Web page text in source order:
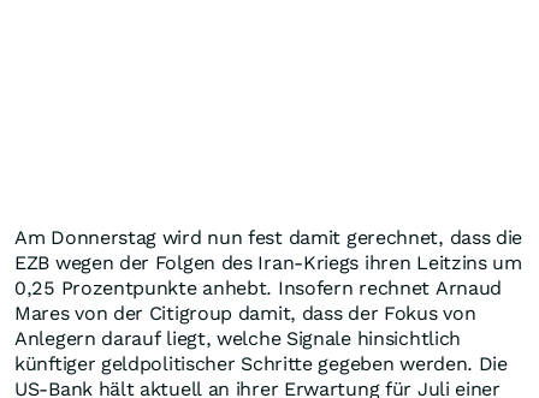
Am Donnerstag wird nun fest damit gerechnet, dass die
EZB wegen der Folgen des Iran-Kriegs ihren Leitzins um
0,25 Prozentpunkte anhebt. Insofern rechnet Arnaud
Mares von der Citigroup damit, dass der Fokus von
Anlegern darauf liegt, welche Signale hinsichtlich
künftiger geldpolitischer Schritte gegeben werden. Die
US-Bank hält aktuell an ihrer Erwartung für Juli einer